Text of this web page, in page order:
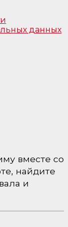
данных
вместе со
найдите
и